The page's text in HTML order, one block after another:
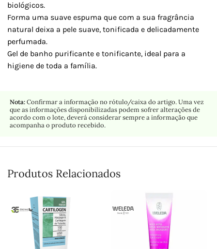
biológicos.
Forma uma suave espuma que com a sua fragrância
natural deixa a pele suave, tonificada e delicadamente
perfumada.
Gel de banho purificante e tonificante, ideal para a
higiene de toda a família.
Nota:Confirmar a informação no rótulo/caixa do artigo. Uma vez
que as informações disponibilizadas podem sofrer alterações de
acordo com o lote, deverá considerar sempre a informação que
acompanha o produto recebido.
Produtos Relacionados